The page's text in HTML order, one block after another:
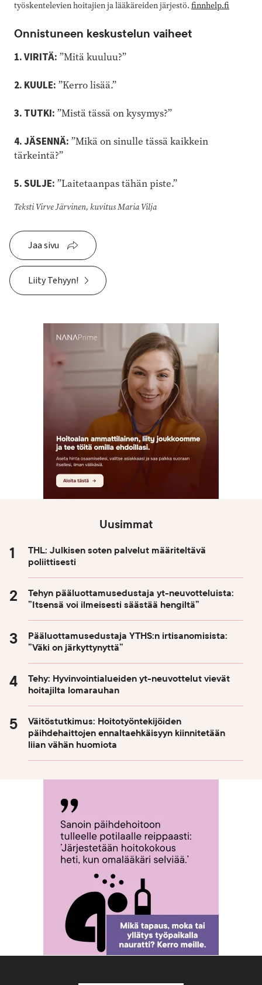
työskentelevien hoitajien ja lääkäreiden järjestö. finnhelp.fi
Onnistuneen keskustelun vaiheet
1. VIRITÄ: ”Mitä kuuluu?”
2. KUULE: ”Kerro lisää.”
3. TUTKI: ”Mistä tässä on kysymys?”
4. JÄSENNÄ: ”Mikä on sinulle tässä kaikkein
tärkeintä?”
5. SULJE: ”Laitetaanpas tähän piste.”
Teksti Virve Järvinen, kuvitus Maria Vilja
Jaa sivu
Liity Tehyyn!
Uusimmat
THL: Julkisen soten palvelut määriteltävä
poliittisesti
Tehyn pääluottamusedustaja yt-neuvotteluista:
”Itsensä voi ilmeisesti säästää hengiltä”
Pääluottamusedustaja YTHS:n irtisanomisista:
”Väki on järkyttynyttä”
Tehy: Hyvinvointialueiden yt-neuvottelut vievät
hoitajilta lomarauhan
Väitöstutkimus: Hoitotyöntekijöiden
päihdehaittojen ennaltaehkäisyyn kiinnitetään
liian vähän huomiota